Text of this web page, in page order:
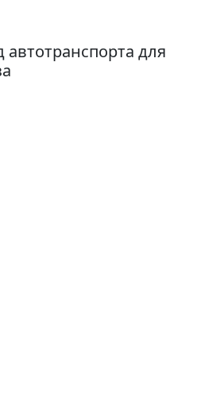
для